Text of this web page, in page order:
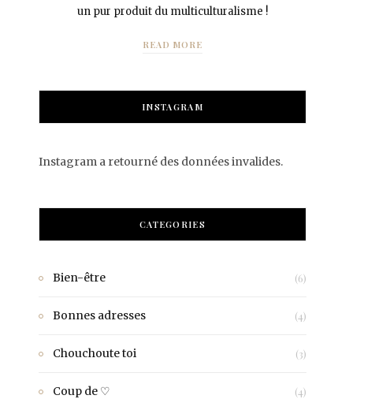
un pur produit du multiculturalisme !
READ MORE
INSTAGRAM
Instagram a retourné des données invalides.
CATEGORIES
Bien-être (6)
Bonnes adresses (4)
Chouchoute toi (3)
Coup de ♡ (4)